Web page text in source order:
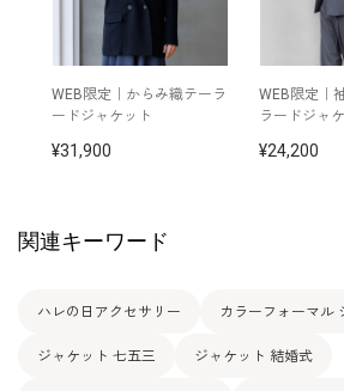
WEB限定｜からみ織テーラ
ードジャケット
31,900
WEB限定｜
ラードジャ
24,200
関連キーワード
ハレの日アクセサリー カラーフォーマル
ジャケット 七五三 ジャケット 結婚式